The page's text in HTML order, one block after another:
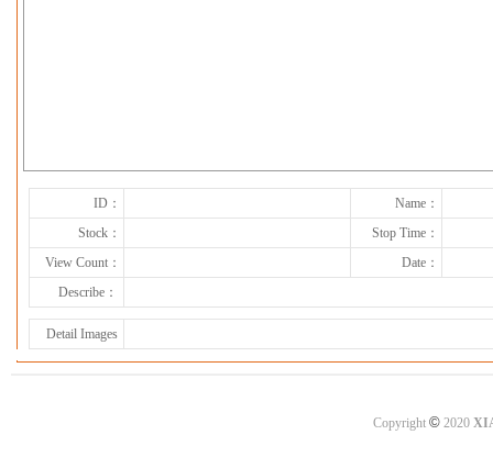
ID：
Name：
Stock：
Stop Time：
View Count：
Date：
Describe：
Detail Images
Copyright ©2020